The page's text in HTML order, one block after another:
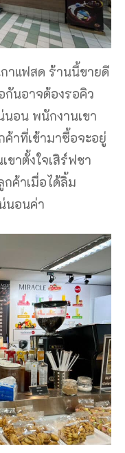
กาแฟสด ร้านนี้ขายดี
กันอาจต้องรอคิว
อน พนักงานเขา
าที่เข้ามาซื้อจะอยู่
ขาตั้งใจเสิร์ฟชา
ค้าเมื่อได้ลิ้ม
นอนค่า